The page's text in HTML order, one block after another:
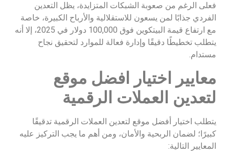
فعلى الرغم من صعوبة الشبكات المتزايدة، يظل التعدين
الفردي جذابًا لمن يسعون للاستقلالية والأرباح الكبيرة، خاصة
مع ارتفاع قيمة البيتكوين فوق 100,000 دولار في 2025، إلا أنه
يتطلب تخطيطًا دقيقًا وإدارة فعالة للموارد لتحقيق نجاح
مستدام.
معايير اختيار افضل موقع
لتعدين العملات الرقمية
يتطلب اختيار أفضل موقع لتعدين العملات الرقمية تدقيقًا
كبيرًا؛ لضمان الربحية والأمان، ومن أهم ما يجب التركيز عليه
المعايير التالية: